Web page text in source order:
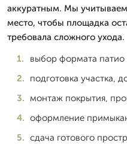
аккуратным. Мы
место, чтобы площадка
требовала сложного ухода.
выбор формата патио
подготовка участка,
монтаж покрытия,
оформление
сдача готового